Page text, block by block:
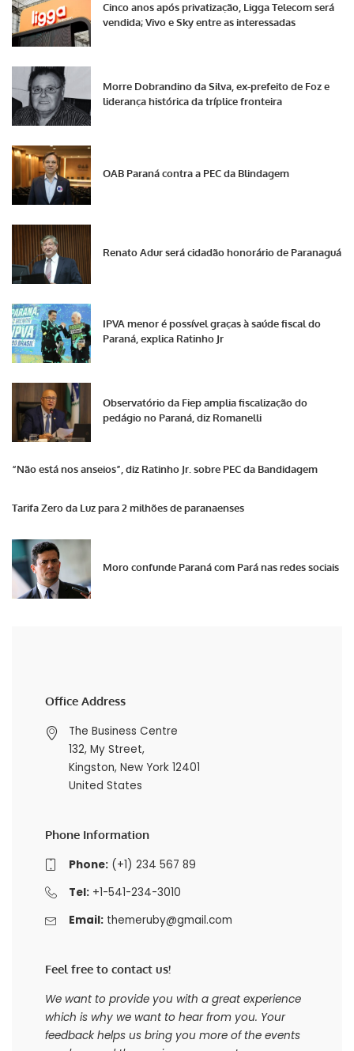
Cinco anos após privatização, Ligga Telecom será
vendida; Vivo e Sky entre as interessadas
Morre Dobrandino da Silva, ex-prefeito de Foz e
liderança histórica da tríplice fronteira
OAB Paraná contra a PEC da Blindagem
Renato Adur será cidadão honorário de Paranaguá
IPVA menor é possível graças à saúde fiscal do
Paraná, explica Ratinho Jr
Observatório da Fiep amplia fiscalização do
pedágio no Paraná, diz Romanelli
“Não está nos anseios”, diz Ratinho Jr. sobre PEC da Bandidagem
Tarifa Zero da Luz para 2 milhões de paranaenses
Moro confunde Paraná com Pará nas redes sociais
Office Address
The Business Centre
132, My Street,
Kingston, New York 12401
United States
Phone Information
Phone:(+1) 234 567 89
Tel:+1-541-234-3010
Email: themeruby@gmail.com
Feel free to contact us!
We want to provide you with a great experience
which is why we want to hear from you. Your
feedback helps us bring you more of the events